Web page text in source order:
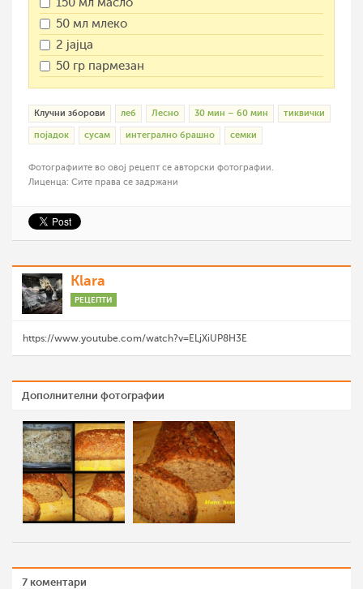
50 мл млеко
2 јајца
50 гр пармезан
Клучни зборови леб Лесно 30 мин – 60 мин тиквички
појадок сусам интегрално брашно семки
Фотографиите во овој рецепт се авторски фотографии.
Лиценца: Сите права се задржани
Klara
РЕЦЕПТИ
https://www.youtube.com/watch?v=ELjXiUP8H3E
Дополнителни фотографии
7 коментари